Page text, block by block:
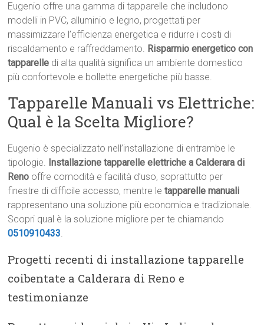
Eugenio offre una gamma di tapparelle che includono
modelli in PVC, alluminio e legno, progettati per
massimizzare l’efficienza energetica e ridurre i costi di
riscaldamento e raffreddamento. Risparmio energetico con
tapparelle di alta qualità significa un ambiente domestico
più confortevole e bollette energetiche più basse.
Tapparelle Manuali vs Elettriche:
Qual è la Scelta Migliore?
Eugenio è specializzato nell’installazione di entrambe le
tipologie. Installazione tapparelle elettriche a Calderara di
Reno offre comodità e facilità d’uso, soprattutto per
finestre di difficile accesso, mentre letapparelle manuali
rappresentano una soluzione più economica e tradizionale.
Scopri qual è la soluzione migliore per te chiamando
0510910433.
Progetti recenti di installazione tapparelle
coibentate a Calderara di Reno e
testimonianze